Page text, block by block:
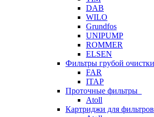
DAB
WILO
Grundfos
UNIPUMP
ROMMER
ELSEN
Фильтры грубой очистки
FAR
ITAP
Проточные фильтры
Atoll
Картриджи для фильтров